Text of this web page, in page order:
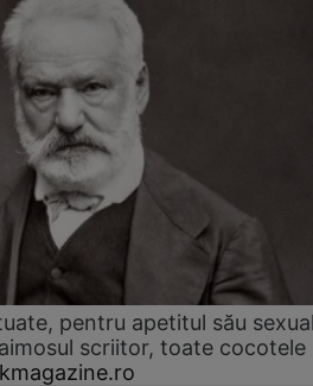
pentru apetitul său
scriitor, toate cocotele